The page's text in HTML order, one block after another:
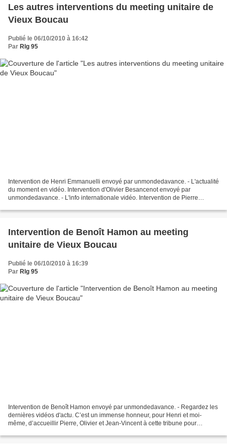
Les autres interventions du meeting unitaire de
Vieux Boucau
Publié le 06/10/2010 à 16:42
Par Rlg 95
Intervention de Henri Emmanuelli envoyé par unmondedavance. - L'actualité
du moment en vidéo. Intervention d'Olivier Besancenot envoyé par
unmondedavance. - L'info internationale vidéo. Intervention de Pierre
Intervention de Benoît Hamon au meeting
unitaire de Vieux Boucau
Publié le 06/10/2010 à 16:39
Par Rlg 95
Intervention de Benoît Hamon envoyé par unmondedavance. - Regardez les
dernières vidéos d'actu. C’est un immense honneur, pour Henri et moi-
même, d’accueillir Pierre, Olivier et Jean-Vincent à cette tribune pour